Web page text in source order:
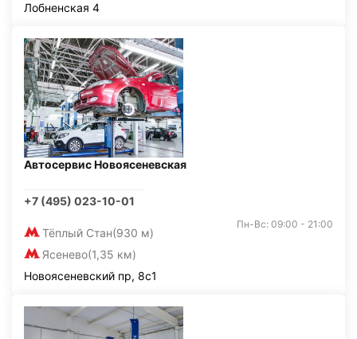
Лобненская 4
Автосервис Новоясеневская
+7 (495) 023-10-01
Тёплый Стан(930 м)
Ясенево(1,35 км)
Пн-Вс: 09:00 - 21:00
Новоясеневский пр, 8с1